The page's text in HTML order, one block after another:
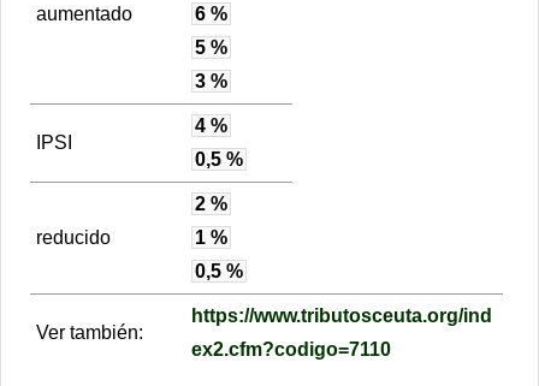
aumentado
6 %
5 %
3 %
IPSI
4 %
0,5 %
reducido
2 %
1 %
0,5 %
Ver también:
https://www.tributosceuta.org/ind
ex2.cfm?codigo=7110